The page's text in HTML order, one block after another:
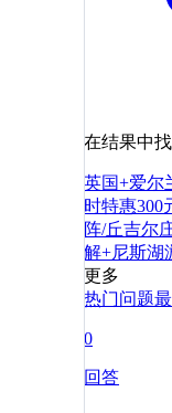
在结果中找
英国+爱尔
时特惠300
阵/丘吉尔
解+尼斯湖
更多
热门问题
0
回答